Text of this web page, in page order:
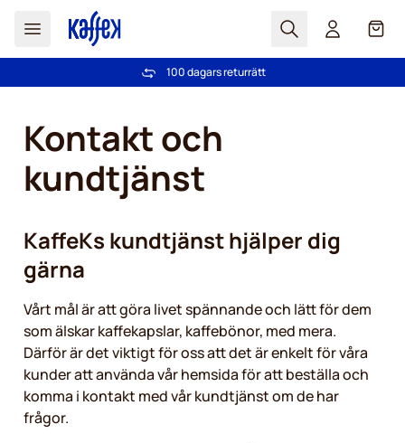
Sök Cart
Fri frakt över 499 kr
100 dagars returrätt
Kontakt och
kundtjänst
KaffeKs kundtjänst hjälper dig
gärna
Vårt mål är att göra livet spännande och lätt för dem
som älskar kaffekapslar, kaffebönor, med mera.
Därför är det viktigt för oss att det är enkelt för våra
kunder att använda vår hemsida för att beställa och
komma i kontakt med vår kundtjänst om de har
frågor.